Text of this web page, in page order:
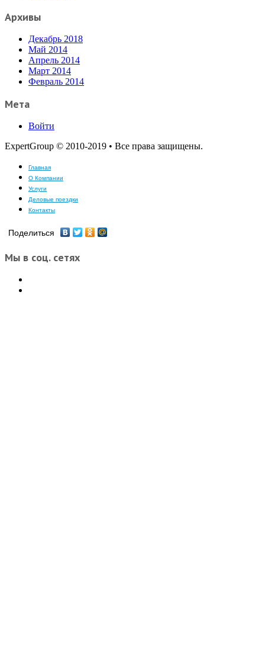
Архивы
Декабрь 2018
Май 2014
Апрель 2014
Март 2014
Февраль 2014
Мета
Войти
ExpertGroup © 2010-2019 • Все права защищены.
Главная
О Компании
Услуги
Деловые поездки
Контакты
Поделиться
Мы в соц. сетях